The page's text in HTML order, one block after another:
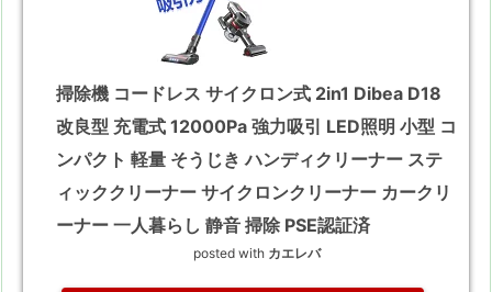
掃除機 コードレス サイクロン式 2in1 Dibea D18
改良型 充電式 12000Pa 強力吸引 LED照明 小型 コ
ンパクト 軽量 そうじき ハンディクリーナー ステ
ィッククリーナー サイクロンクリーナー カークリ
ーナー 一人暮らし 静音 掃除 PSE認証済
posted with カエレバ